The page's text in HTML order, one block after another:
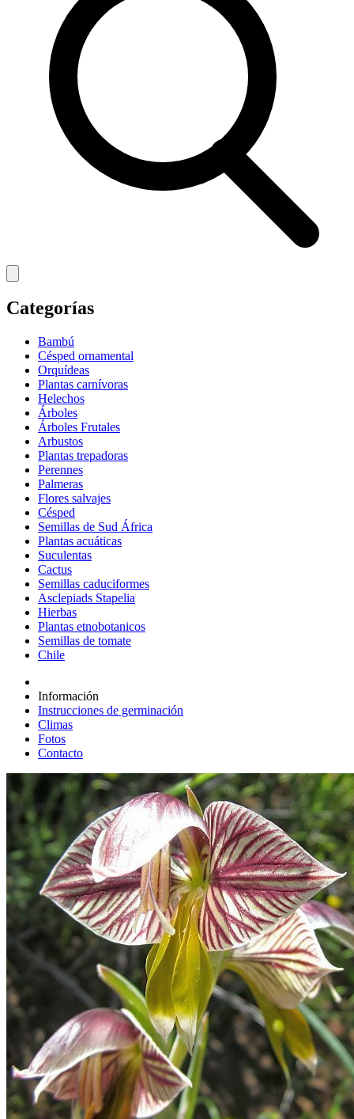
Categorías
Bambú
Césped ornamental
Orquídeas
Plantas carnívoras
Helechos
Árboles
Árboles Frutales
Arbustos
Plantas trepadoras
Perennes
Palmeras
Flores salvajes
Césped
Semillas de Sud África
Plantas acuáticas
Suculentas
Cactus
Semillas caduciformes
Asclepiads Stapelia
Hierbas
Plantas etnobotanicos
Semillas de tomate
Chile
Información
Instrucciones de germinación
Climas
Fotos
Contacto